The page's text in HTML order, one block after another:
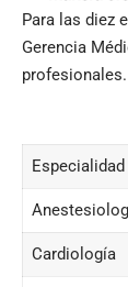
Para las diez
Gerencia
profesionales.
Especialidad
Cardiología